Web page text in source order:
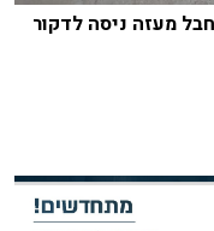
מעזה ניסה לדקור